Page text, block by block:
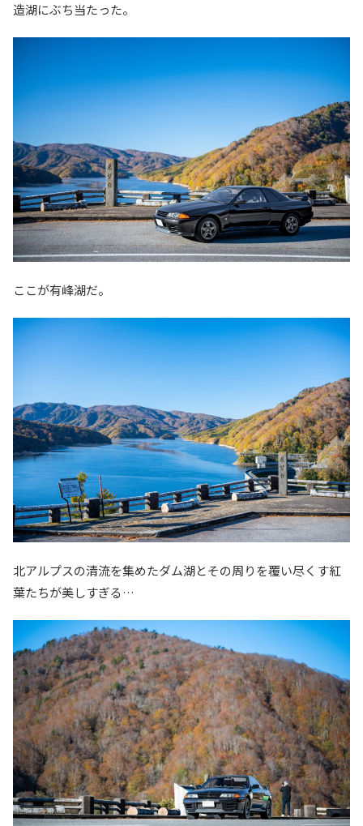
造湖にぶち当たった。
ここが有峰湖だ。
北アルプスの清流を集めたダム湖とその周りを覆い尽くす紅
葉たちが美しすぎる…